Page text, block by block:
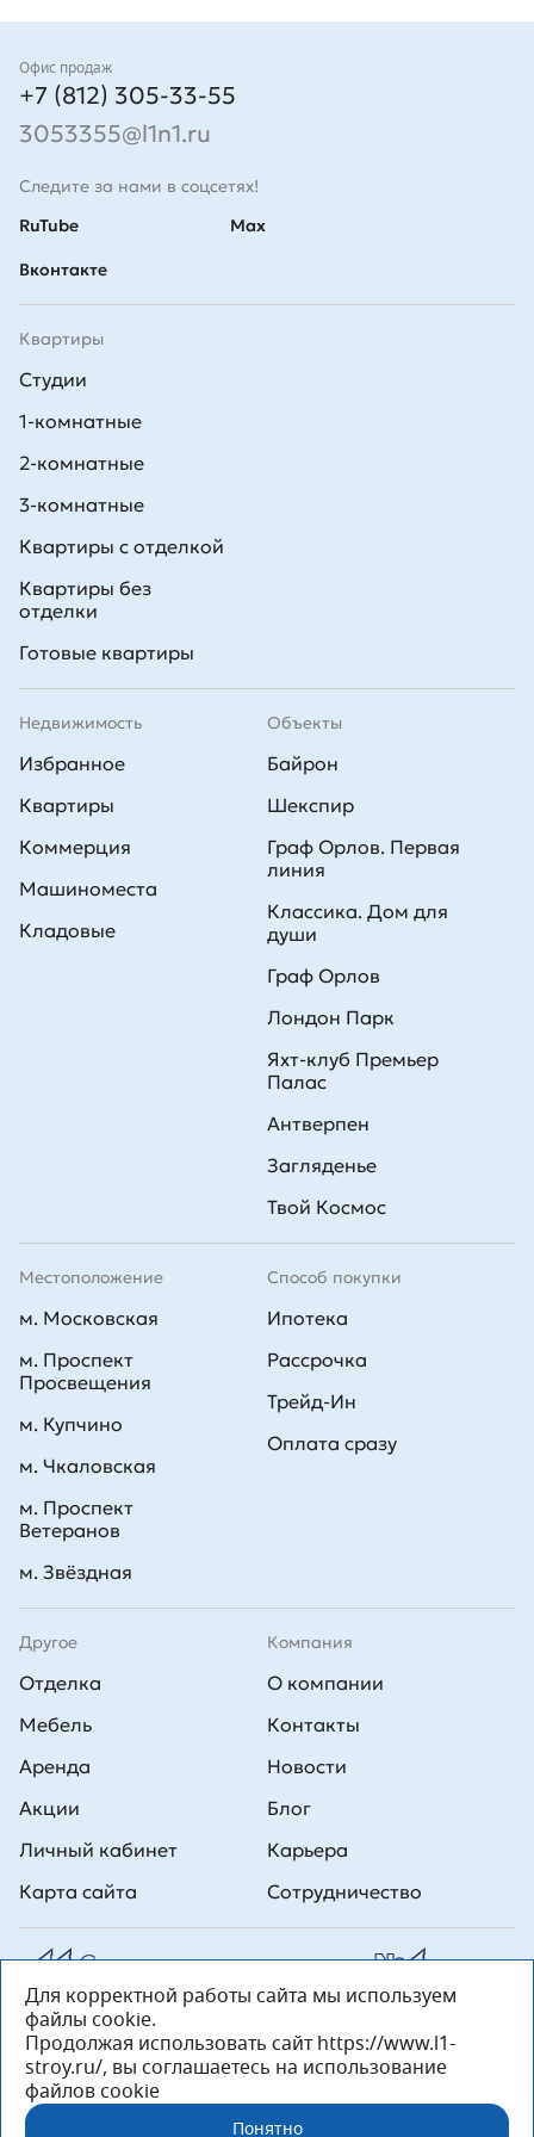
Контакты
Офис продаж
+7 (812) 305-33-55
3053355@l1n1.ru
Следите за нами в соцсетях!
RuTube
Вконтакте
Max
Квартиры
Студии
1-комнатные
2-комнатные
3-комнатные
Квартиры с отделкой
Квартиры без
отделки
Готовые квартиры
Недвижимость
Избранное
Квартиры
Коммерция
Машиноместа
Кладовые
Способ покупки
Ипотека
Рассрочка
Трейд-Ин
Оплата сразу
Объекты
Байрон
Шекспир
Граф Орлов. Первая
линия
Классика. Дом для
души
Граф Орлов
Лондон Парк
Яхт-клуб Премьер
Палас
Антверпен
Загляденье
Твой Космос
Другое
Отделка
Мебель
Аренда
Акции
Личный кабинет
Карта сайта
Компания
О компании
Контакты
Новости
Блог
Карьера
Сотрудничество
Местоположение
м. Московская
м. Проспект
Просвещения
м. Купчино
м. Чкаловская
м. Проспект
Ветеранов
м. Звёздная
Все права на публикуемые на сайте материалы принадлежат
ООО Л1 Строительная комания №1. Любая информация,
представленная на данном сайте, носит исключительно
информационный характер и ни при каких условиях не является
публичной офертой, определяемой положениями статьи 437 ГК РФ.
«ООО «Л1 Строительная Компания №1» 196233, Санкт-Петербург, ул.
Орджоникидзе, д. 52, литер А, пом. 92-Н, офис 4 ИНН 7810269443,
Для корректной работы сайта мы используем
файлы cookie.
Продолжая использовать сайт https://www.l1-
stroy.ru/, вы соглашаетесь на использование
файлов cookie
Понятно